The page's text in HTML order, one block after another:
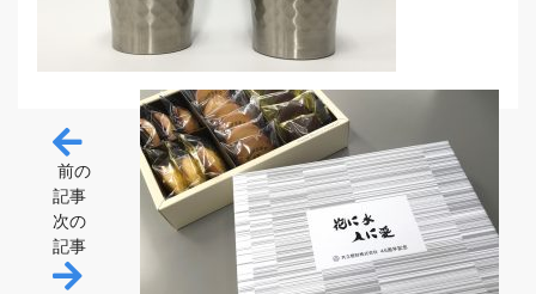
投稿ナビゲーション
前の
記事
次の
記事